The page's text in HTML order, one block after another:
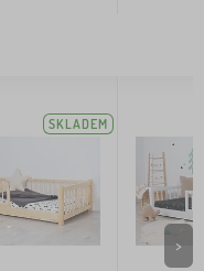
SKLADEM
>